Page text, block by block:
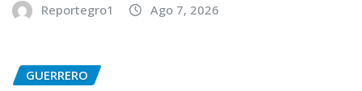
Reportegro1 Ago 7, 2026
GUERRERO